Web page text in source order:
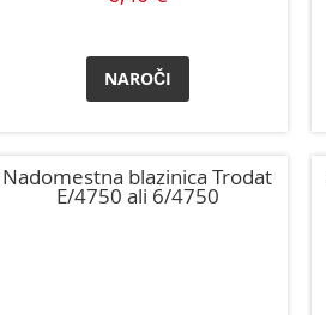
NAROČI
Nadomestna blazinica Trodat
E/4750 ali 6/4750